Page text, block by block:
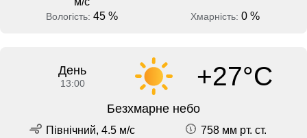
Вологість: 45 % Хмарність: 0 %
День
13:00 +27°C
Безхмарне небо
Північний, 4.5 м/с
758 мм рт. ст.